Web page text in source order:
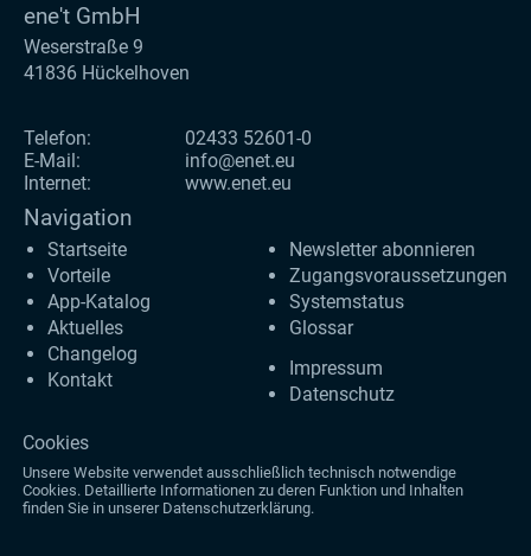
ene't GmbH
Weserstraße 9
41836 Hückelhoven
Telefon:
02433 52601-0
E-Mail:
info@enet.eu
Internet:
www.enet.eu
Navigation
Startseite
Vorteile
App-Katalog
Aktuelles
Changelog
Kontakt
Newsletter abonnieren
Zugangs­voraus­setzungen
Systemstatus
Glossar
Impressum
Datenschutz
Cookies
Unsere Website verwendet ausschließlich technisch notwendige
Cookies. Detaillierte Informationen zu deren Funktion und Inhalten
finden Sie in unserer Datenschutzerklärung.